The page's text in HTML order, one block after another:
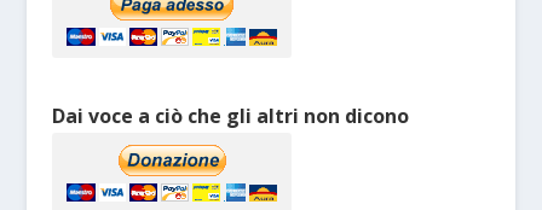
Dai voce a ciò che gli altri non dicono